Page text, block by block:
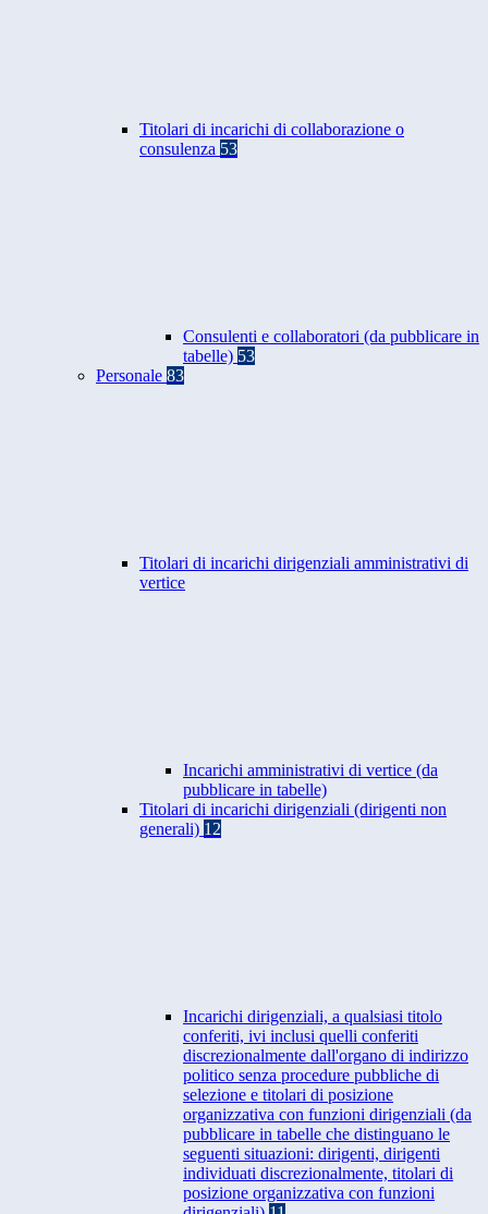
Titolari di incarichi di collaborazione o
consulenza 53
Consulenti e collaboratori (da pubblicare in
tabelle) 53
Personale 83
Titolari di incarichi dirigenziali amministrativi di
vertice
Incarichi amministrativi di vertice (da
pubblicare in tabelle)
Titolari di incarichi dirigenziali (dirigenti non
generali) 12
Incarichi dirigenziali, a qualsiasi titolo
conferiti, ivi inclusi quelli conferiti
discrezionalmente dall'organo di indirizzo
politico senza procedure pubbliche di
selezione e titolari di posizione
organizzativa con funzioni dirigenziali (da
pubblicare in tabelle che distinguano le
seguenti situazioni: dirigenti, dirigenti
individuati discrezionalmente, titolari di
posizione organizzativa con funzioni